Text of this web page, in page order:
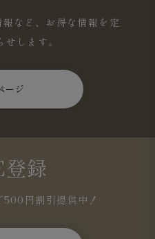
など、お得な情報を定
します。
ージ
録
円割引提供中！